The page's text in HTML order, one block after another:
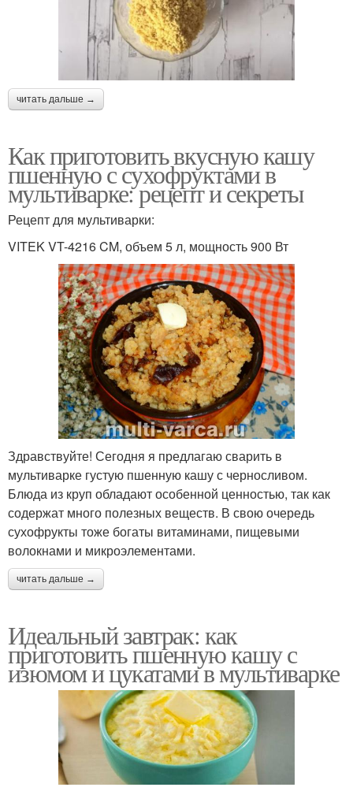
читать дальше →
Как приготовить вкусную кашу
пшенную с сухофруктами в
мультиварке: рецепт и секреты
Рецепт для мультиварки:
VITEK VT-4216 CM, объем 5 л, мощность 900 Вт
Здравствуйте! Сегодня я предлагаю сварить в
мультиварке густую пшенную кашу с черносливом.
Блюда из круп обладают особенной ценностью, так как
содержат много полезных веществ. В свою очередь
сухофрукты тоже богаты витаминами, пищевыми
волокнами и микроэлементами.
читать дальше →
Идеальный завтрак: как
приготовить пшенную кашу с
изюмом и цукатами в мультиварке